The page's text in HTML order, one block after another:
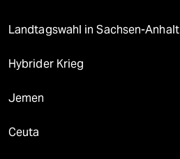
Landtagswahl in Sachsen-Anhalt
Hybrider Krieg
Jemen
Ceuta